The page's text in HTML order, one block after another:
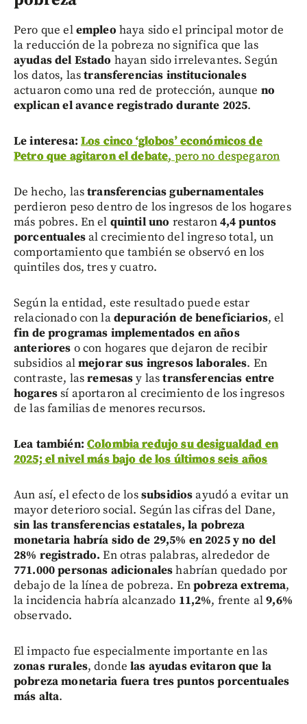
Pero que elempleo haya sido el principal motor de
la reducción de la pobreza no significa que las
ayudas del Estado hayan sido irrelevantes. Según
los datos, lastransferencias institucionales
actuaron como una red de protección, aunque no
explican el avance registrado durante 2025.
Le interesa: Los cinco ‘globos’ económicos de
Petro que agitaron el debate, pero no despegaron
De hecho, lastransferencias gubernamentales
perdieron peso dentro de los ingresos de los hogares
más pobres. En el quintil uno restaron4,4 puntos
porcentualesal crecimiento del ingreso total, un
comportamiento que también se observó en los
quintiles dos, tres y cuatro.
Según la entidad, este resultado puede estar
relacionado con ladepuración de beneficiarios, el
fin de programas implementados en años
anteriores o con hogares que dejaron de recibir
subsidios almejorar sus ingresos laborales. En
contraste, lasremesasy lastransferencias entre
hogaressí aportaron al crecimiento de los ingresos
de las familias de menores recursos.
Lea también: Colombia redujo su desigualdad en
2025; el nivel más bajo de los últimos seis años
Aun así, el efecto de lossubsidiosayudó a evitar un
mayor deterioro social. Según las cifras del Dane,
sin las transferencias estatales, la pobreza
monetaria habría sido de 29,5% en 2025 y no del
28% registrado.En otras palabras, alrededor de
771.000 personas adicionaleshabrían quedado por
debajo de la línea de pobreza. Enpobreza extrema,
la incidencia habría alcanzado 11,2%, frente al9,6%
observado.
El impacto fue especialmente importante en las
zonas rurales, dondelas ayudas evitaron que la
pobreza monetaria fuera tres puntos porcentuales
más alta.